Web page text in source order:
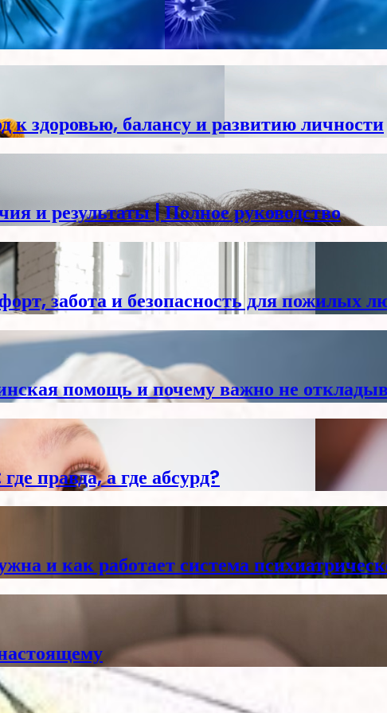
здоровью, балансу и развитию личности
и результаты | Полное руководство
забота и безопасность для пожилых
помощь и почему важно не
правда, а где абсурд?
и как работает система